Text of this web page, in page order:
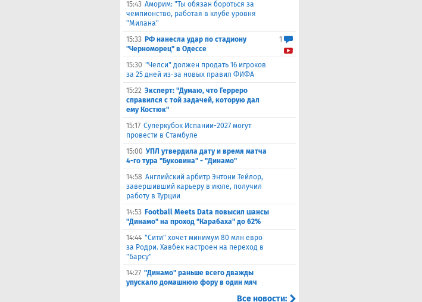
15:43 Аморим: "Ты обязан бороться за
чемпионство, работая в клубе уровня
"Милана"
15:33 РФ нанесла удар по стадиону
"Черноморец" в Одессе
1
15:30 "Челси" должен продать 16 игроков
за 25 дней из-за новых правил ФИФА
15:22 Эксперт: "Думаю, что Герреро
справился с той задачей, которую дал
ему Костюк"
15:17 Суперкубок Испании-2027 могут
провести в Стамбуле
15:00 УПЛ утвердила дату и время матча
4-го тура "Буковина" - "Динамо"
14:58 Английский арбитр Энтони Тейлор,
завершивший карьеру в июле, получил
работу в Турции
14:53 Football Meets Data повысил шансы
"Динамо" на проход "Карабаха" до 62%
14:44 "Сити" хочет минимум 80 млн евро
за Родри. Хавбек настроен на переход в
"Барсу"
14:27 "Динамо" раньше всего дважды
упускало домашнюю фору в один мяч
Все новости: